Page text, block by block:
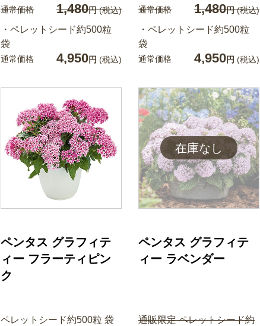
通常価格 1,480円(税込)
・ペレットシード約500粒
袋
通常価格 4,950円 (税込)
通常価格 1,480円(税込)
・ペレットシード約500粒
袋
通常価格 4,950円 (税込)
ペンタス グラフィテ
ィー フラーティピン
ク
ペレットシード約500粒 袋
ペンタス グラフィテ
ィー ラベンダー
通販限定 ペレットシード約